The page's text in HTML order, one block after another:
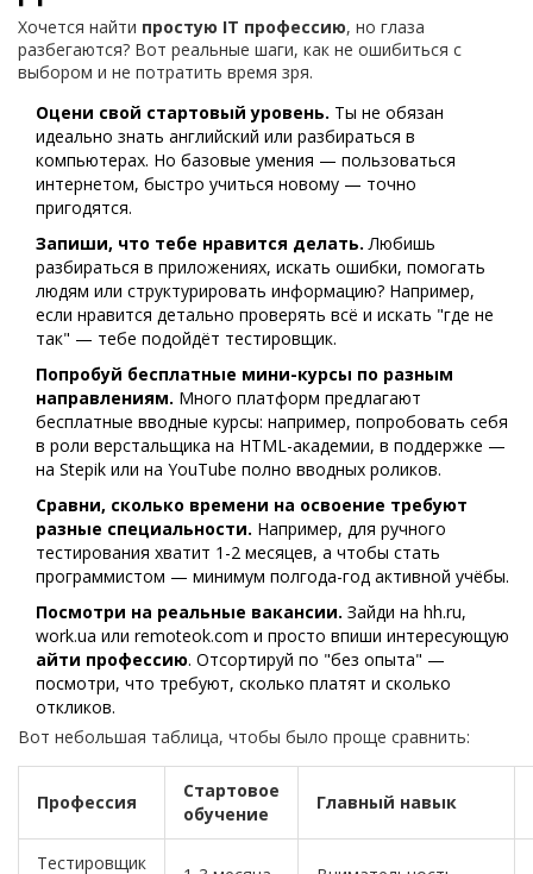
Хочется найти простую IT профессию, но глаза
разбегаются? Вот реальные шаги, как не ошибиться с
выбором и не потратить время зря.
Оцени свой стартовый уровень. Ты не обязан
идеально знать английский или разбираться в
компьютерах. Но базовые умения — пользоваться
интернетом, быстро учиться новому — точно
пригодятся.
Запиши, что тебе нравится делать. Любишь
разбираться в приложениях, искать ошибки, помогать
людям или структурировать информацию? Например,
если нравится детально проверять всё и искать "где не
так" — тебе подойдёт тестировщик.
Попробуй бесплатные мини-курсы по разным
направлениям. Много платформ предлагают
бесплатные вводные курсы: например, попробовать себя
в роли верстальщика на HTML-академии, в поддержке —
на Stepik или на YouTube полно вводных роликов.
Сравни, сколько времени на освоение требуют
разные специальности. Например, для ручного
тестирования хватит 1-2 месяцев, а чтобы стать
программистом — минимум полгода-год активной учёбы.
Посмотри на реальные вакансии. Зайди на hh.ru,
work.ua или remoteok.com и просто впиши интересующую
айти профессию. Отсортируй по "без опыта" —
посмотри, что требуют, сколько платят и сколько
откликов.
Вот небольшая таблица, чтобы было проще сравнить:
Профессия
Стартовое
обучение
Главный навык
Тестировщик